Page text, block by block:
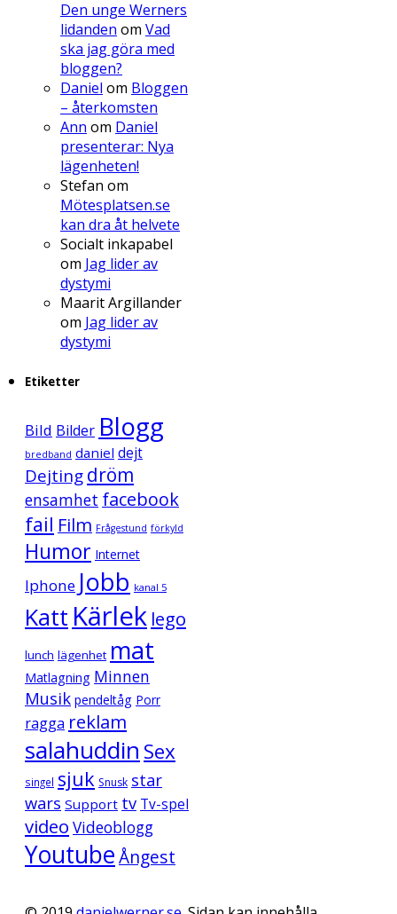
Den unge Werners
lidanden om Vad
ska jag göra med
bloggen?
Daniel om Bloggen
– återkomsten
Ann om Daniel
presenterar: Nya
lägenheten!
Stefan om
Mötesplatsen.se
kan dra åt helvete
Socialt inkapabel
om Jag lider av
dystymi
Maarit Argillander
om Jag lider av
dystymi
Etiketter
Bild Bilder Blogg
bredband daniel dejt
Dejtingdröm
ensamhet facebook
fail Film Frågestund förkyld
Humor Internet
Iphone Jobb kanal 5
Katt Kärlek lego
lunch lägenhet mat
Matlagning Minnen
Musik pendeltåg Porr
ragga reklam
salahuddin Sex
singel sjuk Snusk star
wars Support tv Tv-spel
video Videoblogg
YoutubeÅngest